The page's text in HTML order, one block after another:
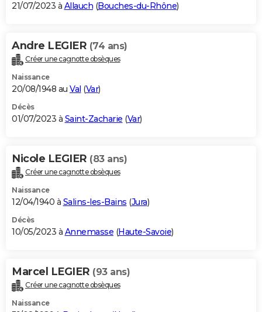
21/07/2023 à Allauch (Bouches-du-Rhône)
Andre LEGIER (74 ans)
Créer une cagnotte obsèques
Naissance
20/08/1948 au Val (Var)
Décès
01/07/2023 à Saint-Zacharie (Var)
Nicole LEGIER (83 ans)
Créer une cagnotte obsèques
Naissance
12/04/1940 à Salins-les-Bains (Jura)
Décès
10/05/2023 à Annemasse (Haute-Savoie)
Marcel LEGIER (93 ans)
Créer une cagnotte obsèques
Naissance